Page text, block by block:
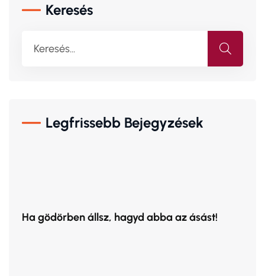
Keresés
Legfrissebb Bejegyzések
Ha gödörben állsz, hagyd abba az ásást!